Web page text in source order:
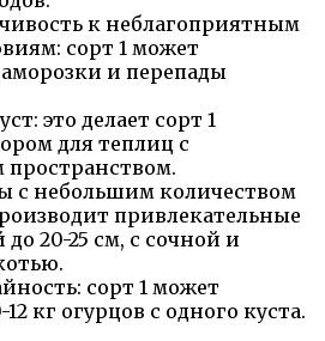
к неблагоприятным
сорт 1 может
и перепады
это делает сорт 1
для теплиц с
с небольшим количеством
привлекательные
20-25 см, с сочной и
сорт 1 может
кг огурцов с одного куста.